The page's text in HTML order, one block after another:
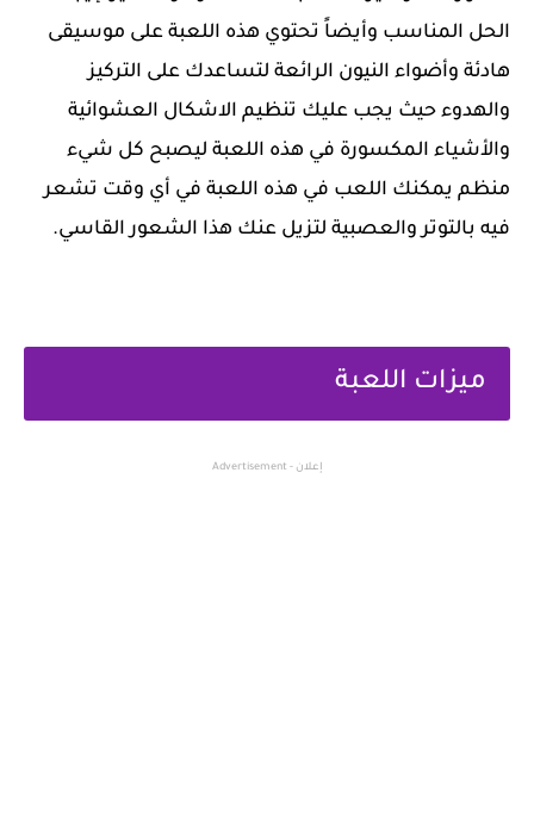
الحل المناسب وأيضاً تحتوي هذه اللعبة على موسيقى
هادئة وأضواء النيون الرائعة لتساعدك على التركيز
والهدوء حيث يجب عليك تنظيم الاشكال العشوائية
والأشياء المكسورة في هذه اللعبة ليصبح كل شيء
منظم يمكنك اللعب في هذه اللعبة في أي وقت تشعر
فيه بالتوتر والعصبية لتزيل عنك هذا الشعور القاسي.
ميزات اللعبة
إعلان - Advertisement